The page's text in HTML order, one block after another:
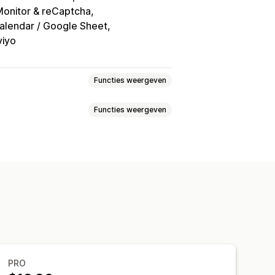
& reCaptcha
/ Google Sheet
Functies weergeven
Functies weergeven
PRO